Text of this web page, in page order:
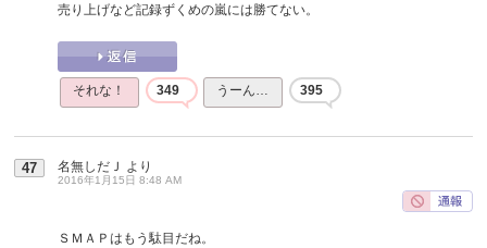
売り上げなど記録ずくめの嵐には勝てない。
それな！ 349 うーん… 395
47 名無しだＪ より
2016年1月15日 8:48 AM
ＳＭＡＰはもう駄目だね。